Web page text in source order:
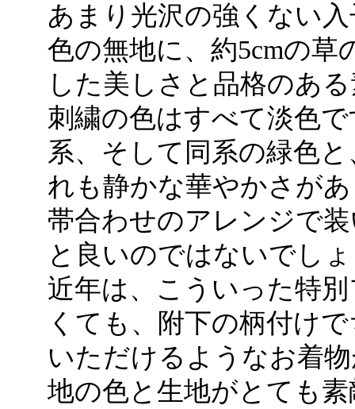
あまり光沢の強くない
色の無地に、約5cmの草
した美しさと品格のあ
刺繍の色はすべて淡色
系、そして同系の緑色
れも静かな華やかさが
帯合わせのアレンジで
と良いのではないでし
近年は、こういった特
くても、附下の柄付け
いただけるようなお着
地の色と生地がとても